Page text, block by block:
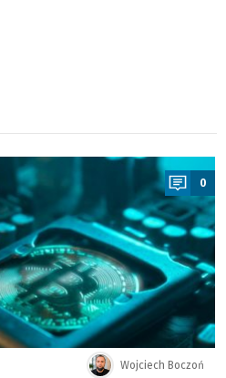
0
Wojciech Boczoń